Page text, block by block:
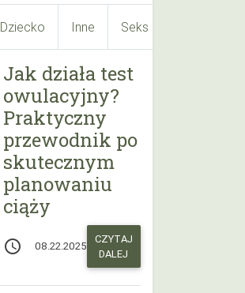
Dziecko Inne Seks
Jak działa test
owulacyjny?
Praktyczny
przewodnik po
skutecznym
planowaniu
ciąży
access_time 08.22.2025
CZYTAJ
DALEJ